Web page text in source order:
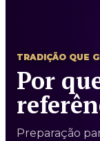
TRADIÇÃO QUE
Por
Preparação